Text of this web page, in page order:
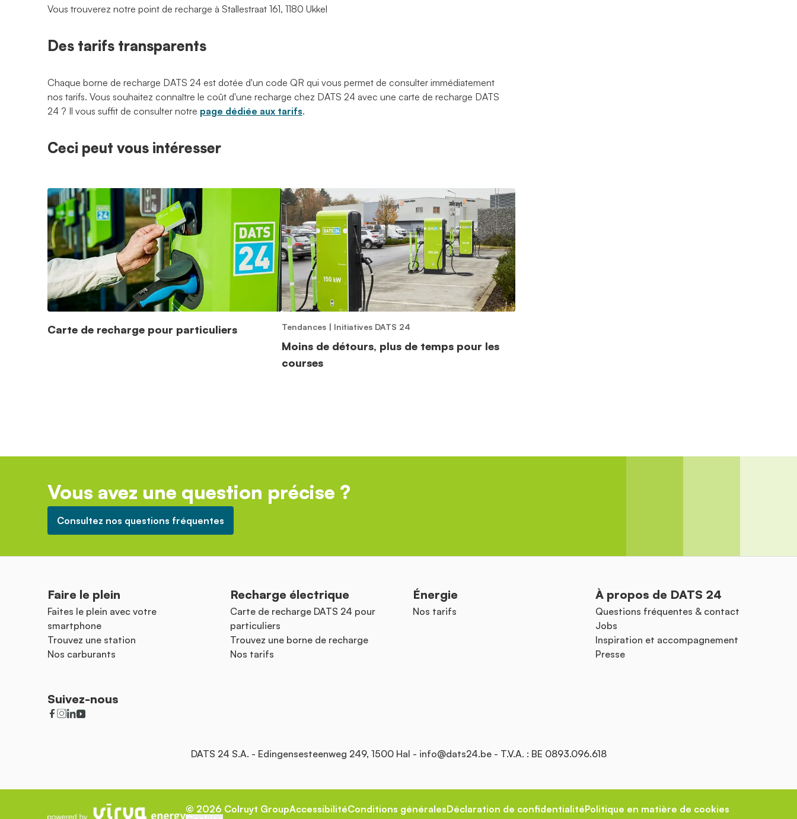
Vous trouverez notre point de recharge à Stallestraat 161, 1180 Ukkel
Des tarifs transparents
Chaque borne de recharge DATS 24 est dotée d'un code QR qui vous permet de consulter immédiatement
nos tarifs. Vous souhaitez connaître le coût d'une recharge chez DATS 24 avec une carte de recharge DATS
24 ? Il vous suffit de consulter notre page dédiée aux tarifs.
Ceci peut vous intéresser
Carte de recharge pour particuliers Tendances | Initiatives DATS 24
Moins de détours, plus de temps pour les
courses
Vous avez une question précise ?
Consultez nos questions fréquentes
Faire le plein
Faites le plein avec votre
smartphone
Trouvez une station
Nos carburants
Recharge électrique
Carte de recharge DATS 24 pour
particuliers
Trouvez une borne de recharge
Nos tarifs
Énergie
Nos tarifs
À propos de DATS 24
Questions fréquentes & contact
Jobs
Inspiration et accompagnement
Presse
Suivez-nous
DATS 24 S.A. - Edingensesteenweg 249, 1500 Hal - info@dats24.be- T.V.A. : BE 0893.096.618
© 2026 Colruyt GroupAccessibilitéConditions généralesDéclaration de confidentialitéPolitique en matière de cookies